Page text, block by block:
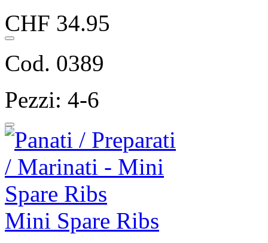
CHF 34.95
Cod. 0389
Pezzi: 4-6
Mini Spare Ribs